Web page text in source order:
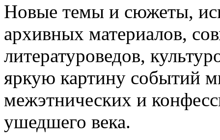
Новые темы и сюжеты,
архивных материалов,
литературоведов,
яркую картину событий
межэтнических и
ушедшего века.